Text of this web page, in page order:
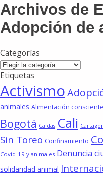
Archivos de
Adopción de
Categorías
Categorías
Etiquetas
Activismo
animales Alimentación consciente
Bogotá Caldas Cali
Sin Toreo Confinamiento
Covid-19 y animales Denuncia
solidaridad animal